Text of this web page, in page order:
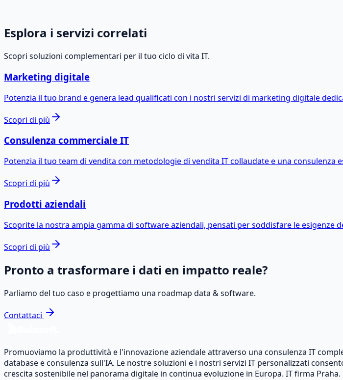
Esplora i servizi correlati
Scopri soluzioni complementari per il tuo ciclo di vita IT.
Marketing digitale
Potenzia il tuo brand e genera lead qualificati con i nostri servizi di marketing digitale
Scopri di più
Consulenza commerciale IT
Potenzia il tuo team di vendita con metodologie di vendita IT collaudate e una consulenza
Scopri di più
Prodotti aziendali
Scoprite la nostra ampia gamma di software aziendali, pensati per soddisfare le esigenze
Scopri di più
Pronto a trasformare i dati en impatto reale?
Parliamo del tuo caso e progettiamo una roadmap data & software.
Contattaci
Promuoviamo la produttività e l'innovazione aziendale attraverso una consulenza IT
database e consulenza sull'IA. Le nostre soluzioni e i nostri servizi IT personalizzati
crescita sostenibile nel panorama digitale in continua evoluzione in Europa. IT firma Praha.